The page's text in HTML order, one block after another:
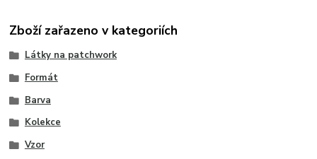
Zboží zařazeno v kategoriích
Látky na patchwork
Formát
Barva
Kolekce
Vzor